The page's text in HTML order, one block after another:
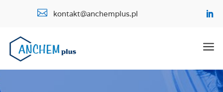
 kontakt@anchemplus.pl
a